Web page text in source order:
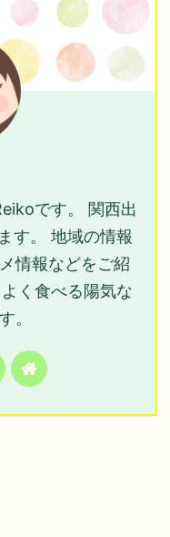
です。 関西出
す。 地域の情報
情報などをご紹
く食べる陽気な
。